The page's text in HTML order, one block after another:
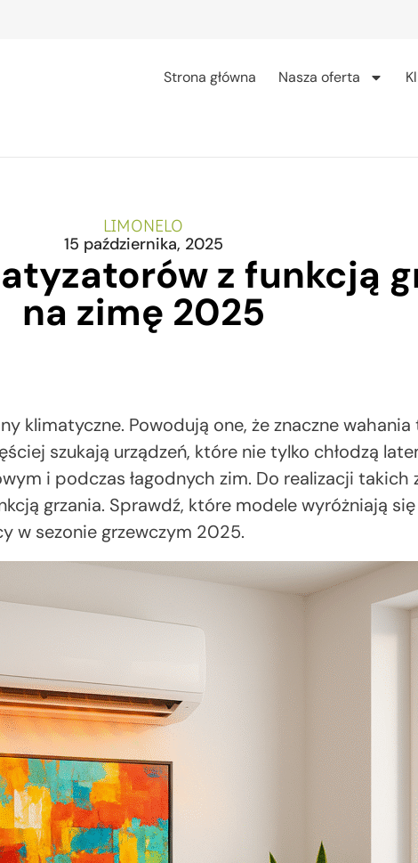
Strona główna Nasza oferta
LIMONELO
15 października, 2025
z funkcją
na zimę 2025
klimatyczne. Powodują one, że znaczne
szukają urządzeń, które nie tylko chłodzą
i podczas łagodnych zim. Do realizacji takich
grzania. Sprawdź, które modele wyróżniają
w sezonie grzewczym 2025.